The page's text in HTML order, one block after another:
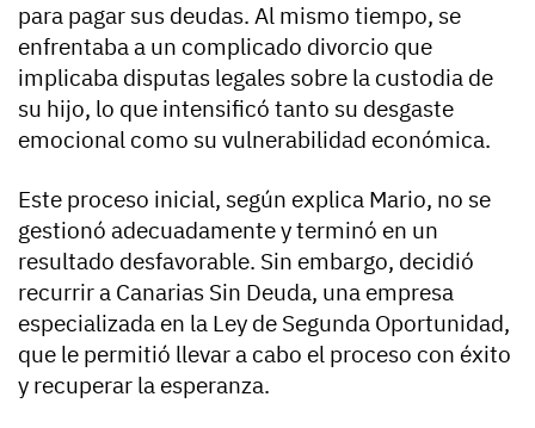
para pagar sus deudas. Al mismo tiempo, se
enfrentaba a un complicado divorcio que
implicaba disputas legales sobre la custodia de
su hijo, lo que intensificó tanto su desgaste
emocional como su vulnerabilidad económica.
Este proceso inicial, según explica Mario, no se
gestionó adecuadamente y terminó en un
resultado desfavorable. Sin embargo, decidió
recurrir a Canarias Sin Deuda, una empresa
especializada en la Ley de Segunda Oportunidad,
que le permitió llevar a cabo el proceso con éxito
y recuperar la esperanza.